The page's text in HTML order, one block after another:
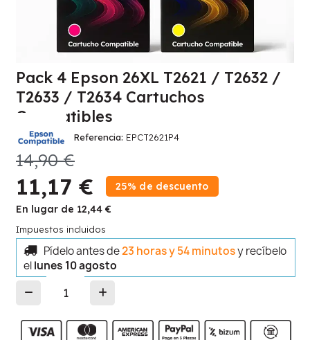
Pack 4 Epson 26XL T2621 / T2632 /
T2633 / T2634 Cartuchos
Compatibles
Referencia EPCT2621P4
14,90 €
11,17 €
25% de descuento
En lugar de 12,44 €
Impuestos incluidos
Pídelo antes de23 horas y 54 minutosy recíbelo
ellunes 10 agosto